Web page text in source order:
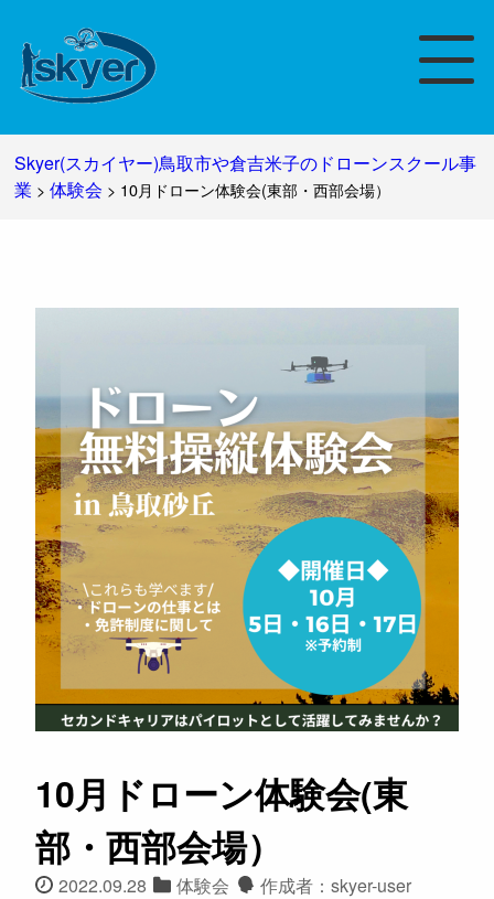
Skyer(スカイヤー)鳥取市や倉吉米子のドローンスクール事
業 >体験会 > 10月ドローン体験会(東部・西部会場）
10月ドローン体験会(東
部・西部会場）
2022.09.28 体験会 作成者：skyer-user